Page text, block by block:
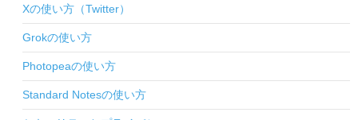
Xの使い方（Twitter）
Grokの使い方
Photopeaの使い方
Standard Notesの使い方